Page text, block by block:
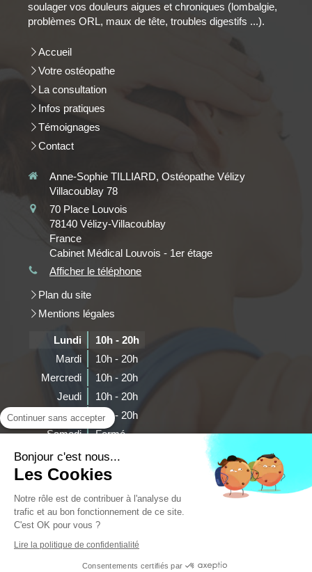
soulager vos douleurs aigues et chroniques (lombalgie,
problèmes ORL, maux de tête, troubles digestifs ...).
Accueil
Votre ostéopathe
La consultation
Infos pratiques
Témoignages
Contact
Anne-Sophie TILLIARD, Ostéopathe Vélizy
Villacoublay 78
70 Place Louvois
78140 Vélizy-Villacoublay
France
Cabinet Médical Louvois - 1er étage
Afficher le téléphone
Plan du site
Mentions légales
Lundi
10h - 20h
Mardi
10h - 20h
Mercredi
10h - 20h
Jeudi
10h - 20h
Vendredi
10h - 20h
Samedi
Fermé
Dimanche
Fermé
©2018 Tilliard Anne-Sophie
Création et référencement du site par Simplébo
Continuer sans accepter
Bonjour c'est nous...
Les Cookies
Notre rôle est de contribuer à l'analyse du
trafic et au bon fonctionnement de ce site.
C'est OK pour vous ?
Lire la politique de confidentialité
Consentements certifiés par